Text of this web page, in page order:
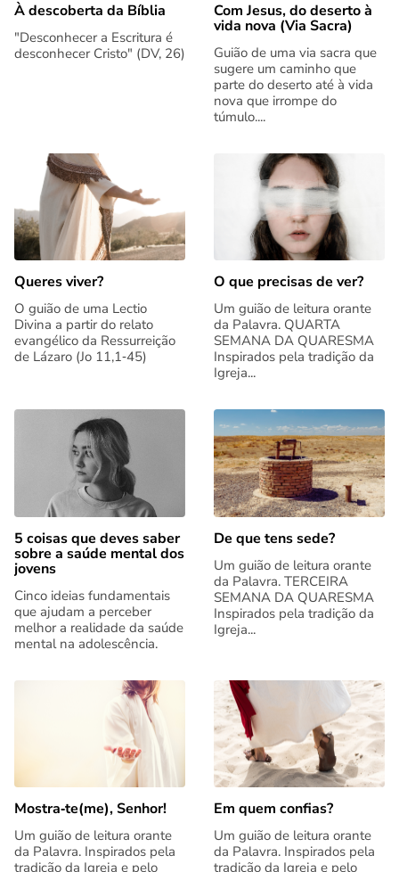
À descoberta da Bíblia
"Desconhecer a Escritura é
desconhecer Cristo" (DV, 26)
Com Jesus, do deserto à
vida nova (Via Sacra)
Guião de uma via sacra que
sugere um caminho que
parte do deserto até à vida
nova que irrompe do
túmulo....
Queres viver?
O guião de uma Lectio
Divina a partir do relato
evangélico da Ressurreição
de Lázaro (Jo 11,1‑45)
O que precisas de ver?
Um guião de leitura orante
da Palavra. QUARTA
SEMANA DA QUARESMA
Inspirados pela tradição da
Igreja...
5 coisas que deves saber
sobre a saúde mental dos
jovens
Cinco ideias fundamentais
que ajudam a perceber
melhor a realidade da saúde
mental na adolescência.
De que tens sede?
Um guião de leitura orante
da Palavra. TERCEIRA
SEMANA DA QUARESMA
Inspirados pela tradição da
Igreja...
Mostra‑te(me), Senhor!
Um guião de leitura orante
da Palavra. Inspirados pela
tradição da Igreja e pelo
Em quem confias?
Um guião de leitura orante
da Palavra. Inspirados pela
tradição da Igreja e pelo